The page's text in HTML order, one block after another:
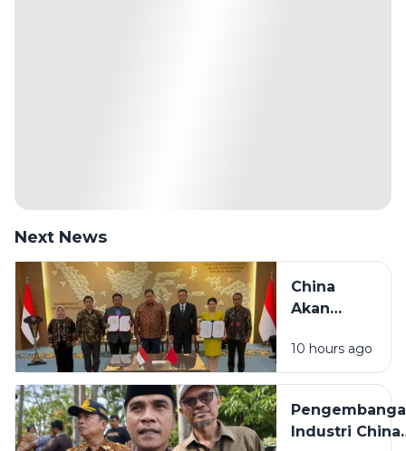
Next News
China
Akan
Pabrik
Industri
Karya di
Madura
10 hours ago
Industri China